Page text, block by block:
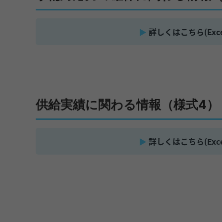
詳しくはこちら
供給実績に関わる情報（様式4）
詳しくはこちら